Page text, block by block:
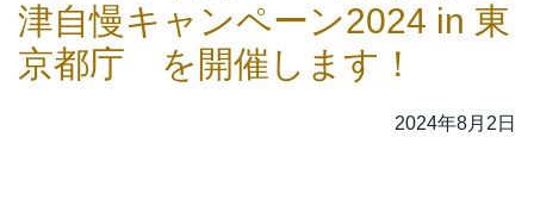
津自慢キャンペーン2024 in 東
京都庁 を開催します！
2024年8月2日